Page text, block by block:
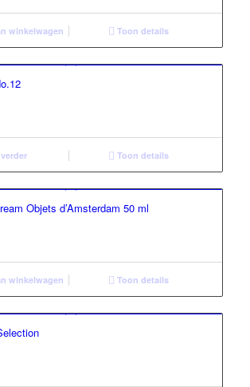
winkelwagen Toon details
Toon details
Objets d’Amsterdam 50 ml
winkelwagen Toon details